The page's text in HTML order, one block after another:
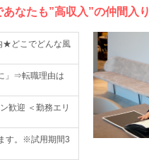
なたも”高収入”の仲間入り
★どこでどんな風
」⇒転職理由は
歓迎 ＜勤務エリ
す。※試用期間3